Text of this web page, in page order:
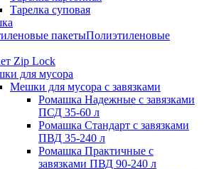
Тарелка суповая
Полиэтиленовые
Zip Lock
для мусора
Мешки для мусора с завязками
Ромашка Надежные с завязками
ПСД 35-60 л
Ромашка Стандарт с завязками
ПВД 35-240 л
Ромашка Практичные с
завязками ПВД 90-240 л